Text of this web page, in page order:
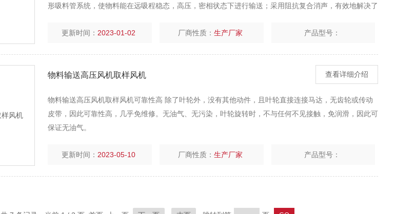
形吸料管系统，使物料能在远吸程稳态，高压，密相状态下进行输送；采用阻抗复合消声，有效地解决了
更新时间：2023-01-02 厂商性质：生产厂家 产品型号：
物料输送高压风机取样风机 查看详细介绍
物料输送高压风机取样风机可靠性高 除了叶轮外，没有其他动件，且叶轮直接连接马达，无齿轮或传动
皮带，因此可靠性高，几乎免维修。无油气、无污染，叶轮旋转时，不与任何不见接触，免润滑，因此可
保证无油气。
更新时间：2023-05-10 厂商性质：生产厂家 产品型号：